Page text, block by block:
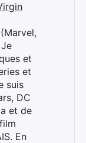
et
et
suis
DC
et de
En